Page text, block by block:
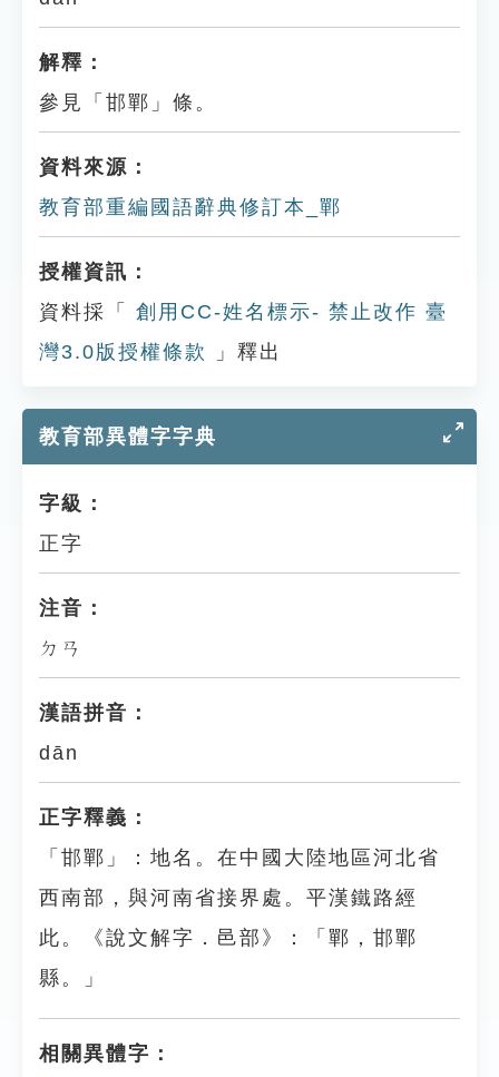
解釋：
參見「邯鄲」條。
資料來源：
教育部重編國語辭典修訂本_鄲
授權資訊：
資料採「
創用CC-姓名標示- 禁止改作 臺
灣3.0版授權條款
」釋出
教育部異體字字典
字級：
正字
注音：
ㄉㄢ
漢語拼音：
dān
正字釋義：
「邯鄲」：地名。在中國大陸地區河北省
西南部，與河南省接界處。平漢鐵路經
此。《說文解字．邑部》：「鄲，邯鄲
縣。」
相關異體字：